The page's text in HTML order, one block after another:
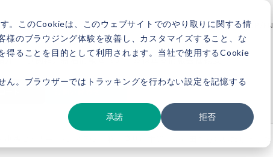
。このCookieは、このウェブサイトでのやり取りに関する情
のブラウジング体験を改善し、カスタマイズすること、な
得ることを目的として利用されます。当社で使用するCookie
。ブラウザーではトラッキングを行わない設定を記憶する
承諾 拒否
JP EN
介 事例紹介新着情報セミナーお役立ち情報会社概要
連携セミナー」に 執行役員兼環境共創本部長の前田が登壇いたしました